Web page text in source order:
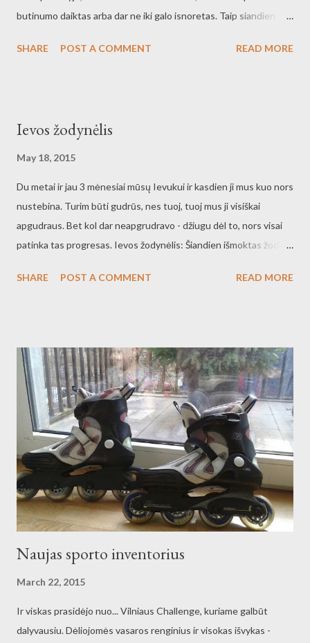
butinumo daiktas arba dar ne iki galo isnoretas. Taip siandien
siuvimo masina. Mano Singer ( source ) Buckis tau ir labai aciu!!!
SHARE POST A COMMENT READ MORE
Ievos žodynėlis
May 18, 2015
Du metai ir jau 3 mėnesiai mūsų Ievukui ir kasdien ji mus kuo nors
nustebina. Turim būti gudrūs, nes tuoj, tuoj mus ji visiškai
apgudraus. Bet kol dar neapgrudravo - džiugu dėl to, nors visai
patinka tas progresas. Ievos žodynėlis: Šiandien išmoktas žodis
paklausiam, koks tavo vardas. Nenuskamba VaVa, o pasigirsta -
šuniuką. Šunų savininkai kaip bučkį gavę būna ir be žodžiu plačiai
nusišypso Ievai. Miau, miau - irgi toks žodis yra, bet minimaliai...
Namuose pora mėlynų katinų visai ne konkurentai šunims. Am,
Am - toks vienas iš pirmųjų išmoktų žodžių, jau rečiau
naudojamas. Jau ne toks ant bangos. Aaaati - šis žodis
nukonkuravo Am, Am. Tiu, tiu - čia kaip ir toks traukinukas ar
kažkas su judesiu. Atiu - graži, maloni Ači...
SHARE POST A COMMENT READ MORE
Naujas sporto inventorius
March 22, 2015
Ir viskas prasidėjo nuo... Vilniaus Challenge, kuriame galbūt
dalyvausiu. Dėliojomės vasaros renginius ir visokas išvykas -